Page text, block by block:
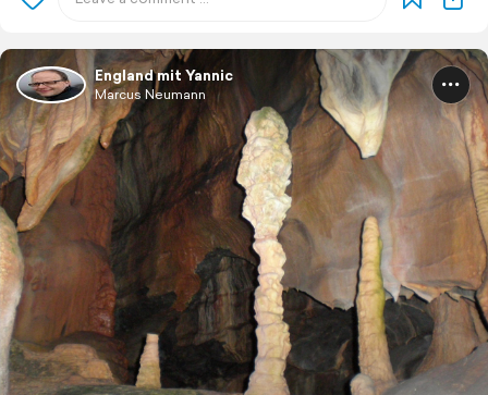
England mit Yannic
Marcus Neumann